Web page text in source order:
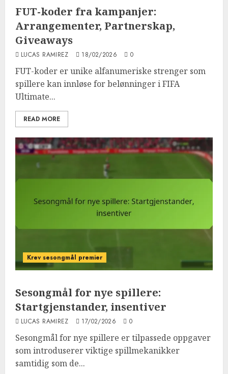
FUT-koder fra kampanjer:
Arrangementer, Partnerskap,
Giveaways
LUCAS RAMIREZ 18/02/2026 0
FUT-koder er unike alfanumeriske strenger som
spillere kan innløse for belønninger i FIFA
Ultimate...
READ MORE
Krev sesongmål premier
Sesongmål for nye spillere:
Startgjenstander, insentiver
LUCAS RAMIREZ 17/02/2026 0
Sesongmål for nye spillere er tilpassede oppgaver
som introduserer viktige spillmekanikker
samtidig som de...